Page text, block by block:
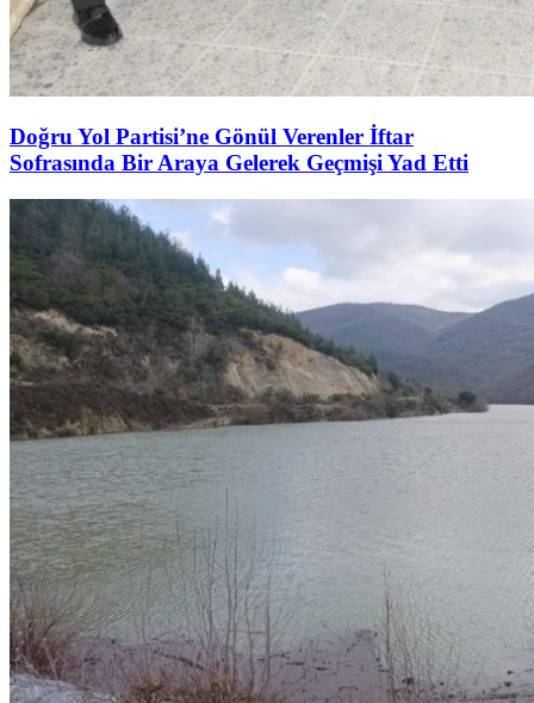
Doğru Yol Partisi’ne Gönül Verenler İftar
Sofrasında Bir Araya Gelerek Geçmişi Yad Etti